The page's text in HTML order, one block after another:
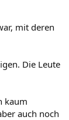
mit deren
Die Leute
kaum
auch noch